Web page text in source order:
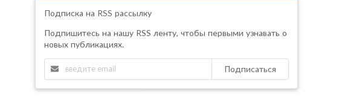
Подписка на RSS рассылку
Подпишитесь на нашу RSS ленту, чтобы первыми узнавать о
новых публикациях.
Подписаться